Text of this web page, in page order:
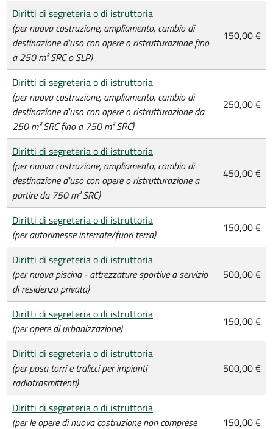
Tipo di pagamento
Importo
Diritti di segreteria o di istruttoria
(per nuova costruzione, ampliamento, cambio di
destinazione d'uso con opere o ristrutturazione fino
a 250 m² SRC o SLP)
150,00 €
Diritti di segreteria o di istruttoria
(per nuova costruzione, ampliamento, cambio di
destinazione d'uso con opere o ristrutturazione da
250 m² SRC fino a 750 m² SRC)
250,00 €
Diritti di segreteria o di istruttoria
(per nuova costruzione, ampliamento, cambio di
destinazione d'uso con opere o ristrutturazione a
partire da 750 m² SRC)
450,00 €
Diritti di segreteria o di istruttoria
(per autorimesse interrate/fuori terra)
150,00 €
Diritti di segreteria o di istruttoria
(per nuova piscina - attrezzature sportive a servizio
di residenza privata)
500,00 €
Diritti di segreteria o di istruttoria
(per opere di urbanizzazione)
150,00 €
Diritti di segreteria o di istruttoria
(per posa torri e tralicci per impianti
radiotrasmittenti)
500,00 €
Diritti di segreteria o di istruttoria
(per le opere di nuova costruzione non comprese
150,00 €